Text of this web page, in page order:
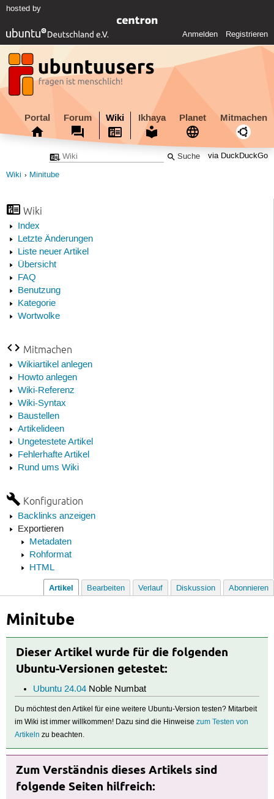
hosted by
Anmelden Registrieren
Portal Forum Wiki Ikhaya Planet Mitmachen
via DuckDuckGo
Wiki Minitube
Wiki
Index
Letzte Änderungen
Liste neuer Artikel
Übersicht
FAQ
Benutzung
Kategorie
Wortwolke
Mitmachen
Wikiartikel anlegen
Howto anlegen
Wiki-Referenz
Wiki-Syntax
Baustellen
Artikelideen
Ungetestete Artikel
Fehlerhafte Artikel
Rund ums Wiki
Konfiguration
Backlinks anzeigen
Exportieren
Metadaten
Rohformat
HTML
Artikel Bearbeiten Verlauf Diskussion Abonnieren
Minitube
Dieser Artikel wurde für die folgenden
Ubuntu-Versionen getestet:
Ubuntu 24.04Noble Numbat
Du möchtest den Artikel für eine weitere Ubuntu-Version testen? Mitarbeit
im Wiki ist immer willkommen! Dazu sind die Hinweisezum Testen von
Artikeln zu beachten.
Zum Verständnis dieses Artikels sind
folgende Seiten hilfreich: